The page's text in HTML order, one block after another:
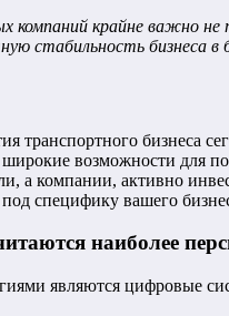
компаний крайне важно не
стабильность бизнеса
транспортного бизнеса
возможности для
а компании, активно
специфику вашего
наиболее
являются цифровые